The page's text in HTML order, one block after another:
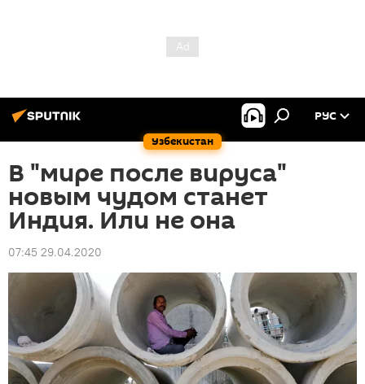
Узбекистан
РУС
В "мире после вируса"
новым чудом станет
Индия. Или не она
07:45 29.04.2020